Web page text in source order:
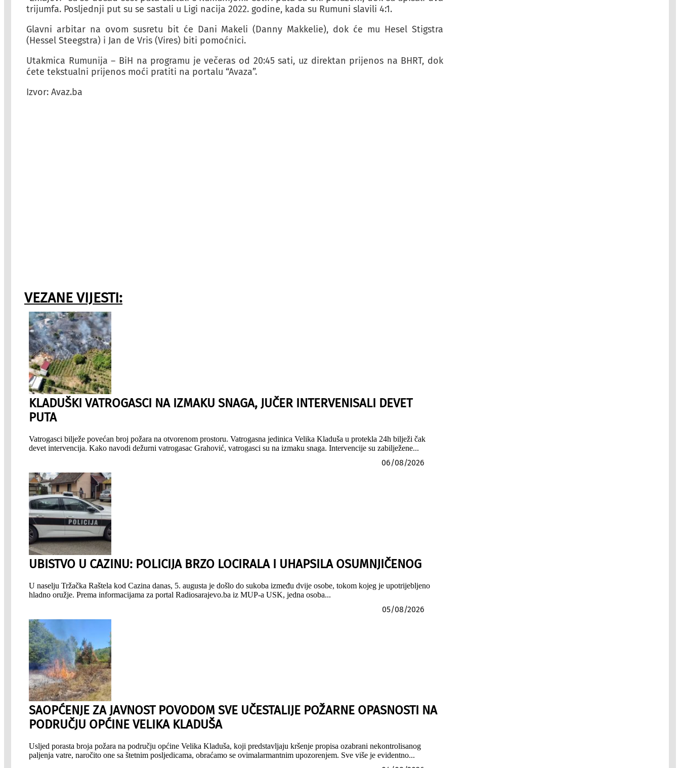
trijumfa. Posljednji put su se sastali u Ligi nacija 2022. godine, kada su Rumuni slavili 4:1.
Glavni arbitar na ovom susretu bit će Dani Makeli (Danny Makkelie), dok će mu Hesel Stigstra
(Hessel Steegstra) i Jan de Vris (Vires) biti pomoćnici.
Utakmica Rumunija – BiH na programu je večeras od 20:45 sati, uz direktan prijenos na BHRT, dok
ćete tekstualni prijenos moći pratiti na portalu “Avaza”.
Izvor: Avaz.ba
VEZANE VIJESTI:
KLADUŠKI VATROGASCI NA IZMAKU SNAGA, JUČER INTERVENISALI DEVET
PUTA
Vatrogasci bilježe povećan broj požara na otvorenom prostoru. Vatrogasna jedinica Velika Kladuša u protekla 24h bilježi čak
devet intervencija. Kako navodi dežurni vatrogasac Grahović, vatrogasci su na izmaku snaga. Intervencije su zabilježene...
06/08/2026
UBISTVO U CAZINU: POLICIJA BRZO LOCIRALA I UHAPSILA OSUMNJIČENOG
U naselju Tržačka Raštela kod Cazina danas, 5. augusta je došlo do sukoba između dvije osobe, tokom kojeg je upotrijebljeno
hladno oružje. Prema informacijama za portal Radiosarajevo.ba iz MUP-a USK, jedna osoba...
05/08/2026
SAOPĆENJE ZA JAVNOST POVODOM SVE UČESTALIJE POŽARNE OPASNOSTI NA
PODRUČJU OPĆINE VELIKA KLADUŠA
Usljed porasta broja požara na području općine Velika Kladuša, koji predstavljaju kršenje propisa ozabrani nekontrolisanog
paljenja vatre, naročito one sa štetnim posljedicama, obraćamo se ovimalarmantnim upozorenjem. Sve više je evidentno...